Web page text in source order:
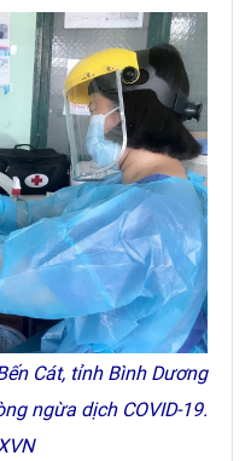
Cát, tỉnh Bình Dương
ngừa dịch COVID-19.